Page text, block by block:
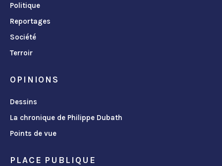
Politique
Reportages
Société
Terroir
OPINIONS
Dessins
La chronique de Philippe Dubath
Points de vue
PLACE PUBLIQUE